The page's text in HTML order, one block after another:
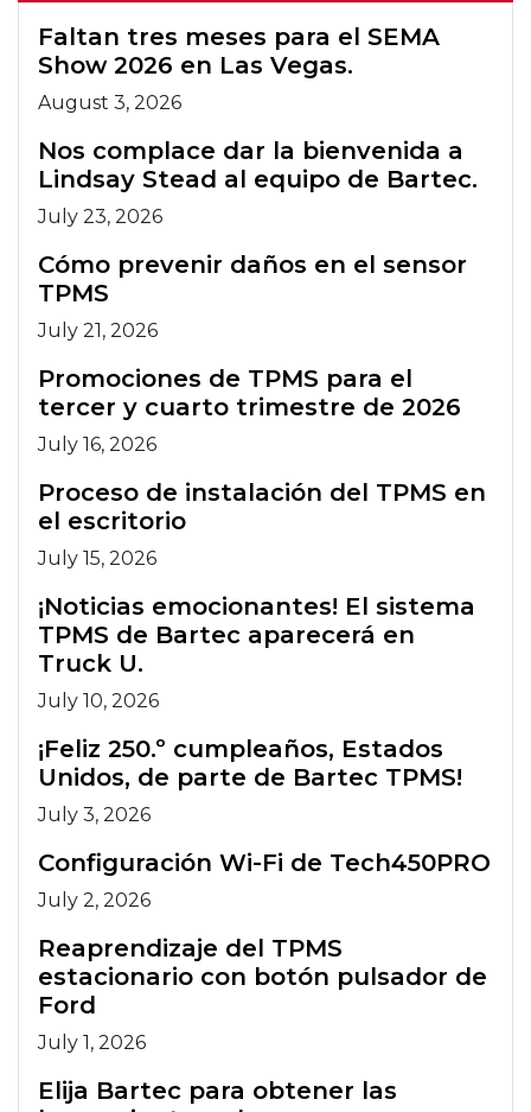
Faltan tres meses para el SEMA
Show 2026 en Las Vegas.
August 3, 2026
Nos complace dar la bienvenida a
Lindsay Stead al equipo de Bartec.
July 23, 2026
Cómo prevenir daños en el sensor
TPMS
July 21, 2026
Promociones de TPMS para el
tercer y cuarto trimestre de 2026
July 16, 2026
Proceso de instalación del TPMS en
el escritorio
July 15, 2026
¡Noticias emocionantes! El sistema
TPMS de Bartec aparecerá en
Truck U.
July 10, 2026
¡Feliz 250.º cumpleaños, Estados
Unidos, de parte de Bartec TPMS!
July 3, 2026
Configuración Wi-Fi de Tech450PRO
July 2, 2026
Reaprendizaje del TPMS
estacionario con botón pulsador de
Ford
July 1, 2026
Elija Bartec para obtener las